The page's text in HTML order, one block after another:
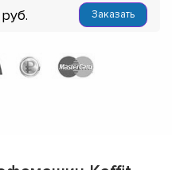
Заказать